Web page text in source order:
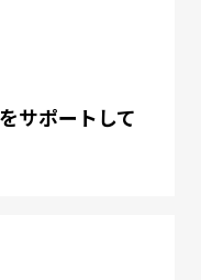
サポートして